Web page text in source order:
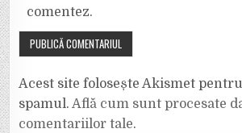
comentez.
Acest site folosește Akismet
spamul.Află cum sunt procesate
comentariilor tale.